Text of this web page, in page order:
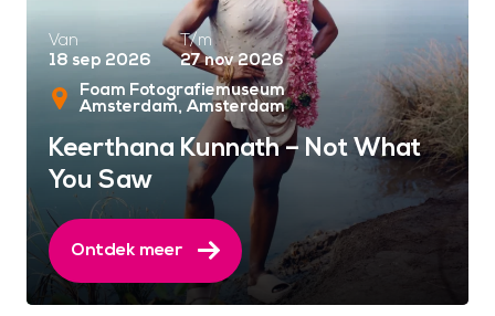
Van
18 sep 2026
T/m
27 nov 2026
Foam Fotografiemuseum
Amsterdam Amsterdam
Keerthana Kunnath – Not What
You Saw
Ontdek meer